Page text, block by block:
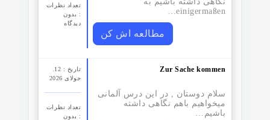
تعداد نظرات‌
: بدون
دیدگاه
einigermaßen…
مطالعه اش کن
جولای 2026
تعداد نظرات‌
: بدون
Zur Sache kommen
سلام دوستان , در این درس آلمانی
میخواهیم باهم نگاهی داشته
باشیم…